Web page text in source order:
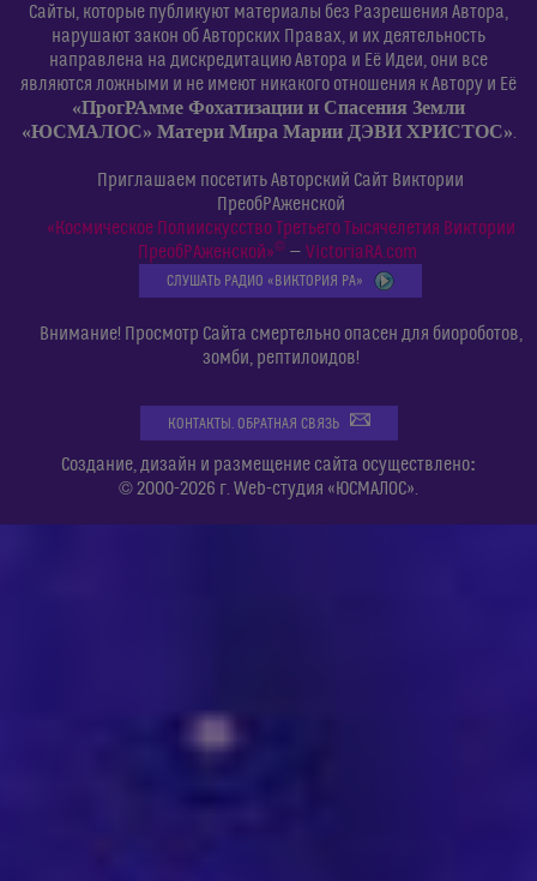
Сайты, которые публикуют материалы без Разрешения Автора,
нарушают закон об Авторских Правах, и их деятельность
направлена на дискредитацию Автора и Её Идеи, они все
являются ложными и не имеют никакого отношения к Автору и Её
«ПрогРАмме Фохатизации и Спасения Земли
«ЮСМАЛОС» Матери Мира Марии ДЭВИ ХРИСТОС».
Приглашаем посетить Авторский Сайт Виктории
ПреобРАженской
«Космическое Полиискусство Третьего Тысячелетия Виктории
ПреобРАженской»©— VictoriaRA.com
СЛУШАТЬ РАДИО «ВИКТОРИЯ РА»
Внимание! Просмотр Сайта смертельно опасен для биороботов,
зомби, рептилоидов!
КОНТАКТЫ. ОБРАТНАЯ СВЯЗЬ
Создание, дизайн и размещение сайта осуществлено:
© 2000-2026 г. Web-студия «ЮСМАЛОС».